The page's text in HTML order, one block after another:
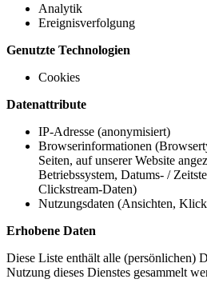
Analytik
Ereignisverfolgung
Genutzte Technologien
Cookies
Datenattribute
IP-Adresse (anonymisiert)
Browserinformationen
Seiten, auf unserer Website
Betriebssystem, Datums- /
Clickstream-Daten)
Nutzungsdaten (Ansichten,
Erhobene Daten
Diese Liste enthält alle (persönlichen)
Nutzung dieses Dienstes gesammelt